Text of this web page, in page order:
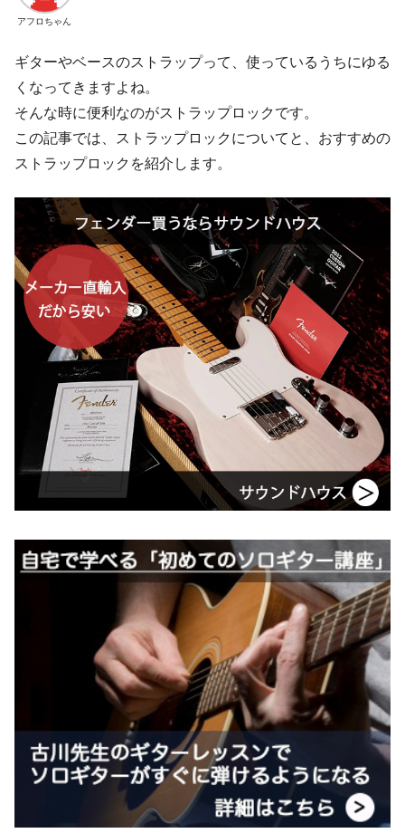
アフロちゃん
ギターやベースのストラップって、使っているうちにゆる
くなってきますよね。
そんな時に便利なのがストラップロックです。
この記事では、ストラップロックについてと、おすすめの
ストラップロックを紹介します。